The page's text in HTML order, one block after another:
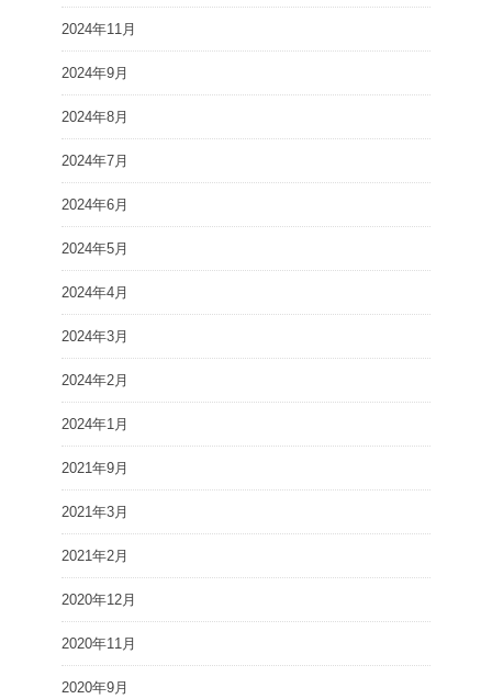
2024年11月
2024年9月
2024年8月
2024年7月
2024年6月
2024年5月
2024年4月
2024年3月
2024年2月
2024年1月
2021年9月
2021年3月
2021年2月
2020年12月
2020年11月
2020年9月